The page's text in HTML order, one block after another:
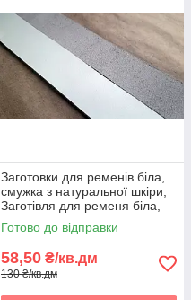
Заготовки для ременів біла,
смужка з натуральної шкіри,
Заготівля для ременя біла,
смужки зі шкіри
Готово до відправки
58,50 ₴/кв.дм
130 ₴/кв.дм